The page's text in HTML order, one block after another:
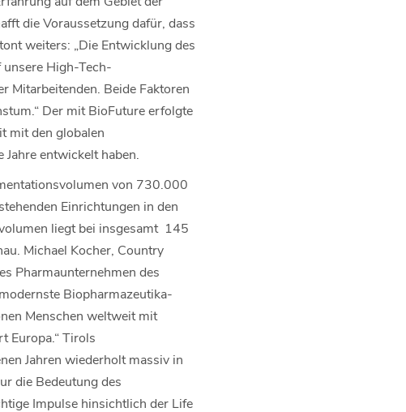
die Voraussetzung dafür, dass
weiters: „Die Entwicklung des
High-Tech-
Mitarbeitenden. Beide Faktoren
Der mit BioFuture erfolgte
mit den globalen
entwickelt haben.
von 730.000
Einrichtungen in den
liegt bei insgesamt 145
Michael Kocher, Country
Pharmaunternehmen des
Biopharmazeutika-
Menschen weltweit mit
Europa.“ Tirols
Jahren wiederholt massiv in
die Bedeutung des
Impulse hinsichtlich der Life